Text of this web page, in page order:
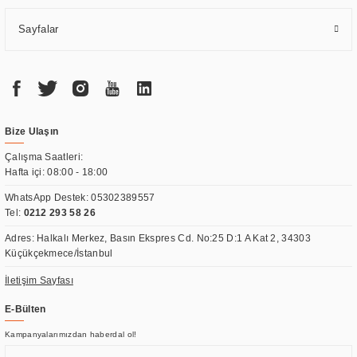
Sayfalar
Bize Ulaşın
Çalışma Saatleri:
Hafta içi: 08:00 - 18:00
WhatsApp Destek:05302389557
Tel: 0212 293 58 26
Adres: Halkalı Merkez, Basın Ekspres Cd. No:25 D:1 A Kat 2, 34303
Küçükçekmece/İstanbul
İletişim Sayfası
E-Bülten
Kampanyalarımızdan haberdal ol!